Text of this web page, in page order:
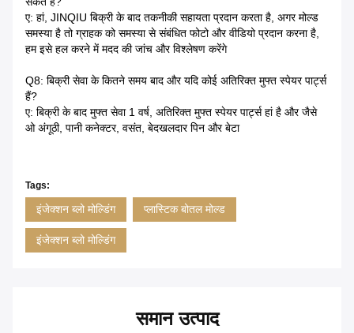
ए: हां, JINQIU बिक्री के बाद तकनीकी सहायता प्रदान करता है, अगर मोल्ड
समस्या है तो ग्राहक को समस्या से संबंधित फोटो और वीडियो प्रदान करना है,
हम इसे हल करने में मदद की जांच और विश्लेषण करेंगे
Q8: बिक्री सेवा के कितने समय बाद और यदि कोई अतिरिक्त मुफ्त स्पेयर पार्ट्स
हैं?
ए: बिक्री के बाद मुफ्त सेवा 1 वर्ष, अतिरिक्त मुफ्त स्पेयर पार्ट्स हां है और जैसे
ओ अंगूठी, पानी कनेक्टर, वसंत, बेदखलदार पिन और बेटा
Tags:
इंजेक्शन ब्लो मोल्डिंग प्लास्टिक बोतल मोल्ड
इंजेक्शन ब्लो मोल्डिंग
समान उत्पाद